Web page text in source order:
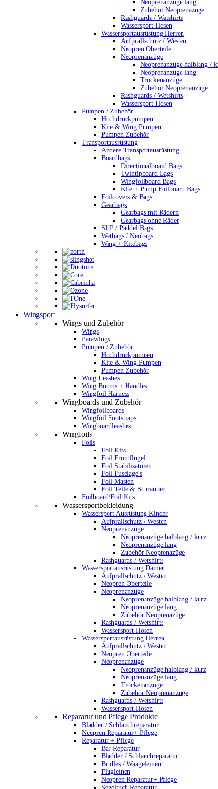
Neoprenanzüge lang
Zubehör Neoprenazüge
Rashguards / Wetshirts
Wassersport Hosen
Wassersportausrüstung Herren
Aufprallschutz / Westen
Neopren Oberteile
Neoprenanzüge
Neoprenanzüge halblang /
Neoprenanzüge lang
Trockenanzüge
Zubehör Neoprenanzüge
Rashguards / Wetshirts
Wassersport Hosen
Pumpen / Zubehör
Hochdruckpumpen
Kite & Wing Pumpen
Pumpen Zubehör
Transportausrüstung
Andere Transportausrüstung
Boardbags
Directionalboard Bags
Twintipboard Bags
Wingfoilboard Bags
Kite + Pump Foilboard Bags
Foilcovers & Bags
Gearbags
Gearbags mit Rädern
Gearbags ohne Räder
SUP / Paddel Bags
Wetbags / Neobags
Wing + Kitebags
Wingsport
Wings und Zubehör
Wings
Parawings
Pumpen / Zubehör
Hochdruckpumpen
Kite & Wing Pumpen
Pumpen Zubehör
Wing Leashes
Wing Booms + Handles
Wingfoil Harness
Wingboards und Zubehör
Wingfoilboards
Wingfoil Footstraps
Wingboardleashes
Wingfoils
Foils
Foil Kits
Foil Frontflügel
Foil Stabilisatoren
Foil Fuselage's
Foil Masten
Foil Teile & Schrauben
Foilboard/Foil Kits
Wassersportbekleidung
Wassersport Ausrüstung Kinder
Aufprallschutz / Westen
Neoprenanzüge
Neoprenanzüge halblang / kurz
Neoprenanzüge lang
Zubehör Neoprenazüge
Rashguards / Wetshirts
Wassersportausrüstung Damen
Aufprallschutz / Westen
Neopren Oberteile
Neoprenanzüge
Neoprenanzüge halblang / kurz
Neoprenanzüge lang
Zubehör Neoprenazüge
Rashguards / Wetshirts
Wassersport Hosen
Wassersportausrüstung Herren
Aufprallschutz / Westen
Neopren Oberteile
Neoprenanzüge
Neoprenanzüge halblang / kurz
Neoprenanzüge lang
Trockenanzüge
Zubehör Neoprenanzüge
Rashguards / Wetshirts
Wassersport Hosen
Repararur und Pflege Produkte
Bladder / Schlauchreparatur
Neopren Reparatur+ Pflege
Reparatur + Pflege
Bar Reparatur
Bladder / Schlauchreparatur
Bridles / Waageleinen
Flugleinen
Neopren Reparatur+ Pflege
Segeltuch Reparatur